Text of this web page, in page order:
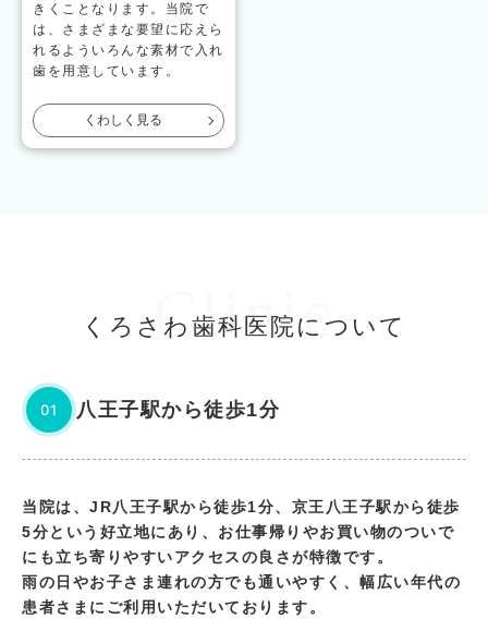
きくことなります。当院で
は、さまざまな要望に応えら
れるよういろんな素材で入れ
歯を用意しています。
くわしく見る
Clinic
くろさわ歯科医院について
01 八王子駅から徒歩1分
当院は、JR八王子駅から徒歩1分、京王八王子駅から徒歩
5分という好立地にあり、お仕事帰りやお買い物のついで
にも立ち寄りやすいアクセスの良さが特徴です。
雨の日やお子さま連れの方でも通いやすく、幅広い年代の
患者さまにご利用いただいております。